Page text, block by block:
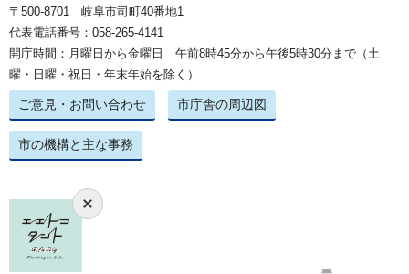
〒500-8701 岐阜市司町40番地1
代表電話番号：058-265-4141
開庁時間：月曜日から金曜日 午前8時45分から午後5時30分まで（土
曜・日曜・祝日・年末年始を除く）
ご意見・お問い合わせ 市庁舎の周辺図
市の機構と主な事務